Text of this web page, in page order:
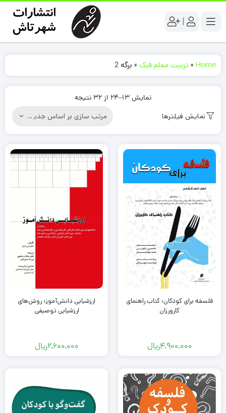
|
Home
» تربیت معلم فبک » برگه 2
نمایش 13–24 از 32 نتیجه
نمایش فیلترها
فلسفه برای کودکان: کتاب راهنمای
کارورزان
4,900,000ریال
ارزشیابی دانش‌آموز: روش‌های
ارزشیابی توصیفی
2,600,000ریال